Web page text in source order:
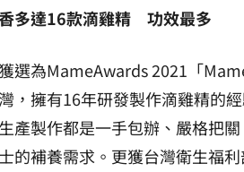
多達16款滴雞精 功效最多
選為MameAwards 2021「
，擁有16年研發製作滴雞精的
產製作都是一手包辦、嚴格把
的補養需求。更獲台灣衛生福